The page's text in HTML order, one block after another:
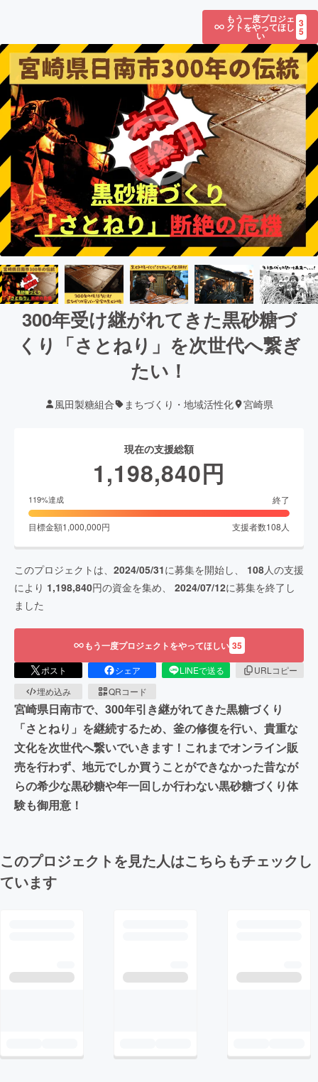
もう一度プロジェ
クトをやってほし
い
3
5
300年受け継がれてきた黒砂糖づ
くり「さとねり」を次世代へ繋ぎ
たい！
風田製糖組合 まちづくり・地域活性化 宮崎県
現在の支援総額
1,198,840円
119%達成 終了
目標金額1,000,000円 支援者数108 人
このプロジェクトは、 2024/05/31に募集を開始し、 108人の支援
により 1,198,840円の資金を集め、 2024/07/12に募集を終了し
ました
もう一度プロジェクトをやってほしい 35
ポスト シェア LINEで送る
URLコピー
埋め込み
QRコード
宮崎県日南市で、300年引き継がれてきた黒糖づくり
「さとねり」を継続するため、釜の修復を行い、貴重な
文化を次世代へ繋いでいきます！これまでオンライン販
売を行わず、地元でしか買うことができなかった昔なが
らの希少な黒砂糖や年一回しか行わない黒砂糖づくり体
験も御用意！
このプロジェクトを見た人はこちらもチェックし
ています